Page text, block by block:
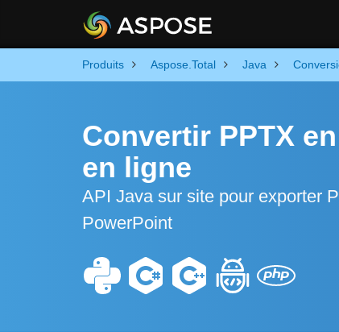
Produits Aspose.Total Java
Convertir PPTX
en ligne
API Java sur site pour exporter
PowerPoint